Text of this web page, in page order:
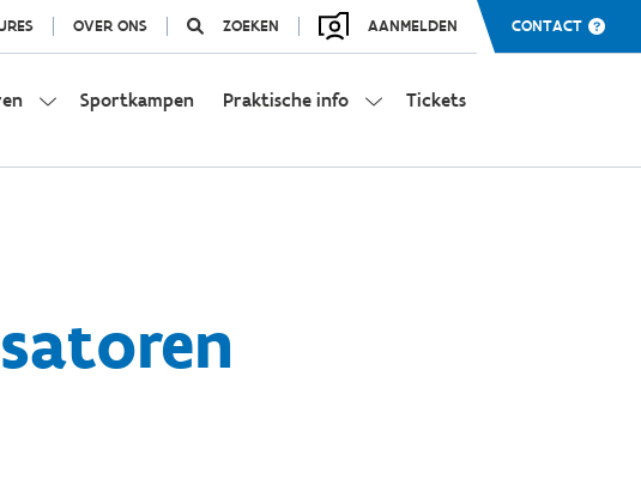
OVER ONS ZOEKEN AANMELDEN CONTACT
Sportkampen Praktische info Tickets